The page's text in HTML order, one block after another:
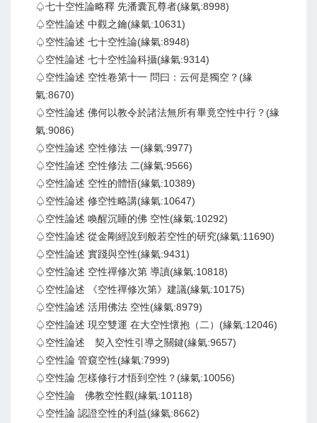
♤七十空性論略釋 先潘囊瓦尊者(緣氣:8998)
♤空性論述 中觀之鑰(緣氣:10631)
♤空性論述 七十空性論(緣氣:8948)
♤空性論述 七十空性論科攝(緣氣:9314)
♤空性論述 空性卷第十一 問曰：云何是獨空？(緣
氣:8670)
♤空性論述 佛何以教令於諸法無所有畢竟空性中行？(緣
氣:9086)
♤空性論述 空性修法 一(緣氣:9977)
♤空性論述 空性修法 二(緣氣:9566)
♤空性論述 空性的體悟(緣氣:10389)
♤空性論述 修空性略講(緣氣:10647)
♤空性論述 喚醒沉睡的佛 空性(緣氣:10292)
♤空性論述 從金剛經說到般若空性的研究(緣氣:11690)
♤空性論述 實踐與空性(緣氣:9431)
♤空性論述 空性禪修次第 導讀(緣氣:10818)
♤空性論述 《空性禪修次第》建議(緣氣:10175)
♤空性論述 活用佛法 空性(緣氣:8979)
♤空性論述 現空雙運 在大空性懷抱（二）(緣氣:12046)
♤空性論述 契入空性引導之關鍵(緣氣:9657)
♤空性論 管窺空性(緣氣:7999)
♤空性論 怎樣修行才悟到空性？(緣氣:10056)
♤空性論 佛教空性觀(緣氣:10118)
♤空性論 認證空性的利益(緣氣:8662)